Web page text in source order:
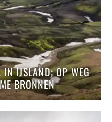
IN IJSLAND; OP WEG
BRONNEN